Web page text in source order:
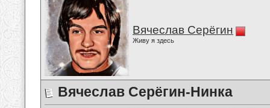
Вячеслав Серёгин
Живу я здесь
Вячеслав Серёгин-Нинка